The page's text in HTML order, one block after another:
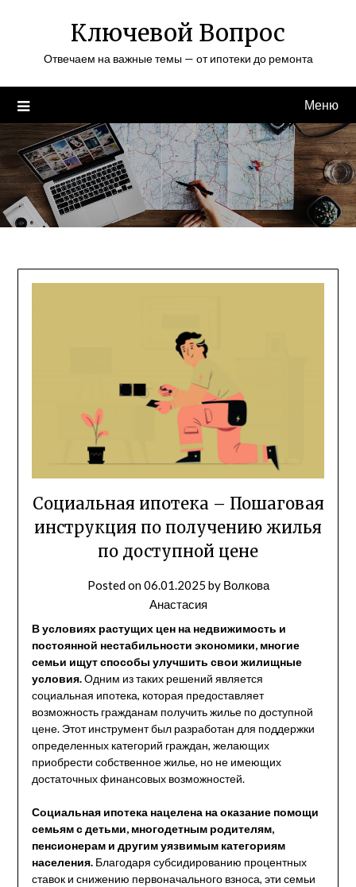
Ключевой Вопрос
Отвечаем на важные темы — от ипотеки до ремонта
Меню
Социальная ипотека – Пошаговая
инструкция по получению жилья
по доступной цене
Posted on06.01.2025 by Волкова
Анастасия
В условиях растущих цен на недвижимость и
постоянной нестабильности экономики, многие
семьи ищут способы улучшить свои жилищные
условия.Одним из таких решений является
социальная ипотека, которая предоставляет
возможность гражданам получить жилье по доступной
цене. Этот инструмент был разработан для поддержки
определенных категорий граждан, желающих
приобрести собственное жилье, но не имеющих
достаточных финансовых возможностей.
Социальная ипотека нацелена на оказание помощи
семьям с детьми, многодетным родителям,
пенсионерам и другим уязвимым категориям
населения.Благодаря субсидированию процентных
ставок и снижению первоначального взноса, эти семьи